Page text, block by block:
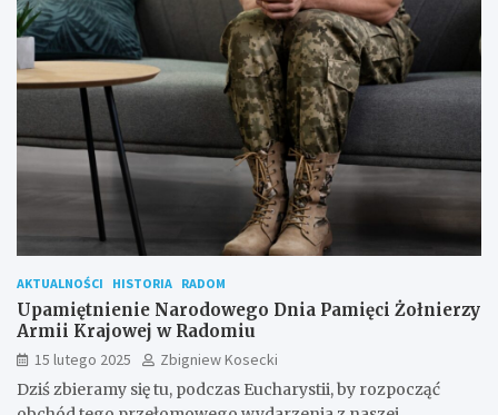
AKTUALNOŚCI HISTORIA RADOM
Upamiętnienie Narodowego Dnia Pamięci Żołnierzy
Armii Krajowej w Radomiu
15 lutego 2025
Zbigniew Kosecki
Dziś zbieramy się tu, podczas Eucharystii, by rozpocząć